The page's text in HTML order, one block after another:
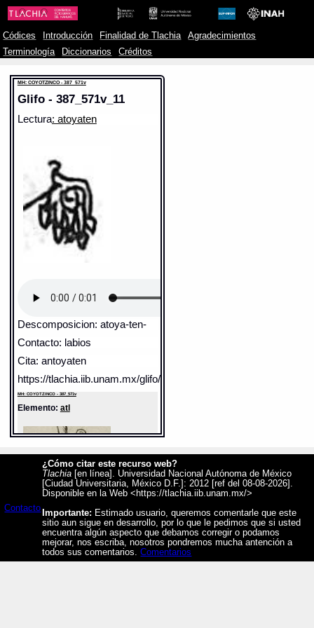
Códices Introducción Finalidad de Tlachia
Agradecimientos
Terminología
Diccionarios Créditos
MH: COYOTZINCO - 387_571v
Glifo - 387_571v_11
Lectura: atoyaten
Descomposicion: atoya-ten-
Contacto: labios
Cita: antoyaten
https://tlachia.iib.unam.mx/glifo/387_571v_11
MH: COYOTZINCO - 387_571v
Elemento: atl
Contacto
¿Cómo citar este recurso web?
Tlachia [en línea]. Universidad Nacional Autónoma de México
[Ciudad Universitaria, México D.F.]: 2012 [ref del 08-08-2026].
Disponible en la Web <https://tlachia.iib.unam.mx/>
Importante: Estimado usuario, queremos comentarle que este
sitio aun sigue en desarrollo, por lo que le pedimos que si usted
encuentra algún aspecto que debamos corregir o podamos
mejorar, nos escriba, nosotros pondremos mucha antención a
todos sus comentarios.Comentarios